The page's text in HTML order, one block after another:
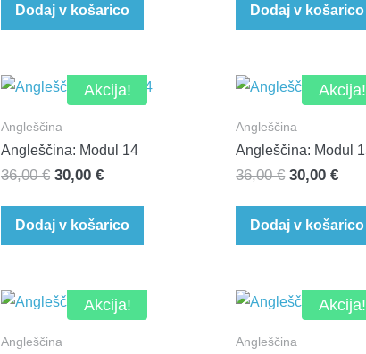
je
bila:
je:
30,00 €.
Dodaj v košarico
je
bila:
je:
Dodaj v košarico
Akcija!
Angleščina
Angleščina: Modul 14
36,00€ Izvirna
je
bila:
30,00 €Trenutna
je:
30,00 €.
Dodaj v košarico
Akcija!
Angleščina
Angleščina: Modul
36,00€ Izvirna
je
bila:
30,00€
je:
Dodaj v košarico
Akcija!
Angleščina
Akcija!
Angleščina